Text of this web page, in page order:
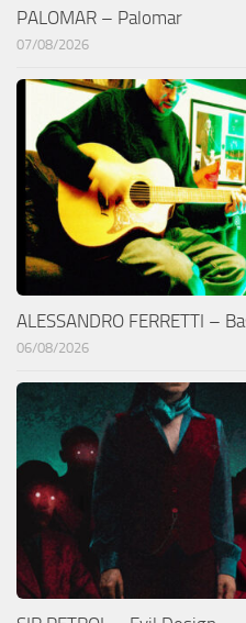
PALOMAR – Palomar
07/08/2026
ALESSANDRO FERRETTI –
06/08/2026